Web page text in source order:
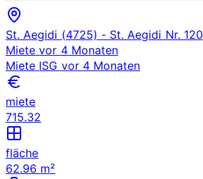
St. Aegidi (4725) - St. Aegidi Nr. 120
Miete vor 4 Monaten
Miete ISG vor 4 Monaten
miete
715.32
fläche
62.96 m²